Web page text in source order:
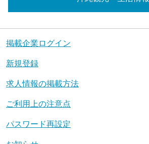
掲載企業ログイン
新規登録
求人情報の掲載方法
ご利用上の注意点
パスワード再設定